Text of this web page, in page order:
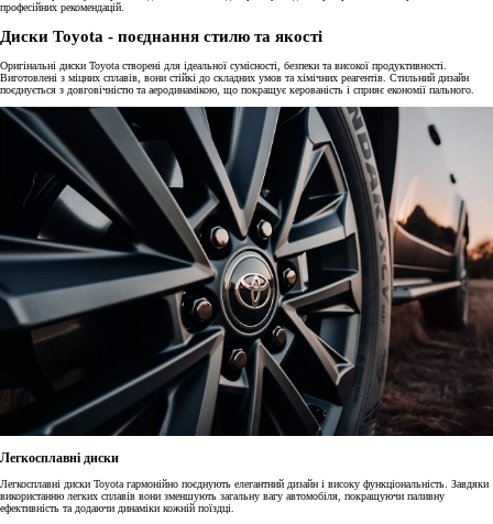
професійних рекомендацій.
Диски Toyota - поєднання стилю та якості
Оригінальні диски Toyota створені для ідеальної сумісності, безпеки та високої продуктивності.
Виготовлені з міцних сплавів, вони стійкі до складних умов та хімічних реагентів. Стильний дизайн
поєднується з довговічністю та аеродинамікою, що покращує керованість і сприяє економії пального.
Легкосплавні диски
Легкосплавні диски Toyota гармонійно поєднують елегантний дизайн і високу функціональність. Завдяки
використанню легких сплавів вони зменшують загальну вагу автомобіля, покращуючи паливну
ефективність та додаючи динаміки кожній поїздці.